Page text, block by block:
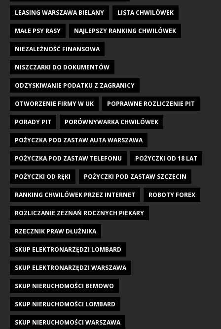
LEASING WARSZAWA BIELANY LISTA CHWILÓWEK
MAŁE PSY RASY NAJLEPSZY RANKING CHWILÓWEK
NIEZALEŻNOŚĆ FINANSOWA
NISZCZARKI DO DOKUMENTÓW
ODZYSKIWANIE PODATKU Z ZAGRANICY
OTWORZENIE FIRMY W UK POPRAWNE ROZLICZENIE PIT
PORADY PIT PORÓWNYWARKA CHWILÓWEK
POŻYCZKA POD ZASTAW AUTA WARSZAWA
POŻYCZKA POD ZASTAW TELEFONU POŻYCZKI OD 18 LAT
POŻYCZKI OD RĘKI POŻYCZKI POD ZASTAW SZCZECIN
RANKING CHWILÓWEK PRZEZ INTERNET ROBOTY FOREX
ROZLICZANIE ZEZNAŃ ROCZNYCH PIEKARY
RZECZNIK PRAW DŁUŻNIKA
SKUP ELEKTRONARZĘDZI LOMBARD
SKUP ELEKTRONARZĘDZI WARSZAWA
SKUP NIERUCHOMOŚCI BEMOWO
SKUP NIERUCHOMOŚCI LOMBARD
SKUP NIERUCHOMOŚCI WARSZAWA